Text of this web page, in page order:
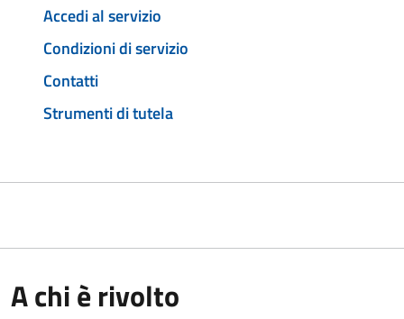
Accedi al servizio
Condizioni di servizio
Contatti
Strumenti di tutela
A chi è rivolto